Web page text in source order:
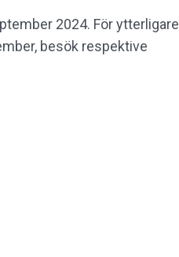
2024. För ytterligare
besök respektive